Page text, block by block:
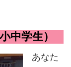
中学生）
あなた